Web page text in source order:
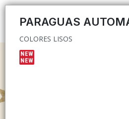
COLORES LISOS
PARAGUAS
COLORES LISOS